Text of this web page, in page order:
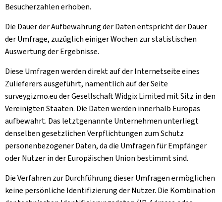
Besucherzahlen erhoben.
Die Dauer der Aufbewahrung der Daten entspricht der Dauer
der Umfrage, zuzüglich einiger Wochen zur statistischen
Auswertung der Ergebnisse.
Diese Umfragen werden direkt auf der Internetseite eines
Zulieferers ausgeführt, namentlich auf der Seite
surveygizmo.eu der Gesellschaft Widgix Limited mit Sitz in den
Vereinigten Staaten. Die Daten werden innerhalb Europas
aufbewahrt. Das letztgenannte Unternehmen unterliegt
denselben gesetzlichen Verpflichtungen zum Schutz
personenbezogener Daten, da die Umfragen für Empfänger
oder Nutzer in der Europäischen Union bestimmt sind.
Die Verfahren zur Durchführung dieser Umfragen ermöglichen
keine persönliche Identifizierung der Nutzer. Die Kombination